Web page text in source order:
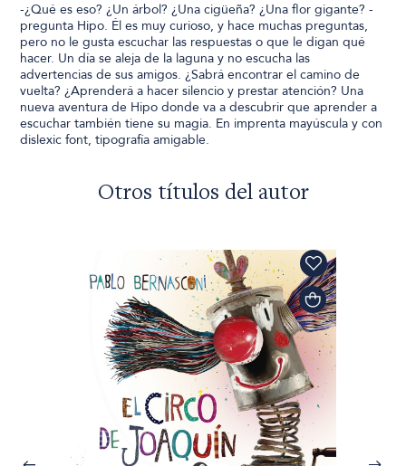
-¿Qué es eso? ¿Un árbol? ¿Una cigüeña? ¿Una flor gigante? -
pregunta Hipo. Él es muy curioso, y hace muchas preguntas,
pero no le gusta escuchar las respuestas o que le digan qué
hacer. Un día se aleja de la laguna y no escucha las
advertencias de sus amigos. ¿Sabrá encontrar el camino de
vuelta? ¿Aprenderá a hacer silencio y prestar atención? Una
nueva aventura de Hipo donde va a descubrir que aprender a
escuchar también tiene su magia. En imprenta mayúscula y con
dislexic font, tipografía amigable.
Otros títulos del autor